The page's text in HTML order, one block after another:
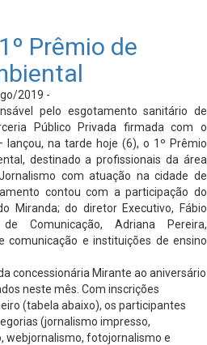
Prêmio de
2019 -
pelo esgotamento sanitário de
Público Privada firmada com o
na tarde hoje (6), o 1º Prêmio
destinado a profissionais da área
com atuação na cidade de
contou com a participação do
Miranda; do diretor Executivo, Fábio
Comunicação, Adriana Pereira,
comunicação e instituições de ensino
concessionária Mirante ao aniversário
neste mês. Com inscrições
(tabela abaixo), os participantes
(jornalismo impresso,
webjornalismo, fotojornalismo e